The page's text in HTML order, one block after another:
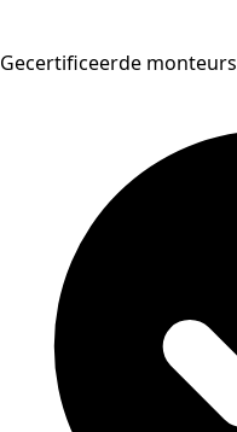
Gecertificeerde monteurs